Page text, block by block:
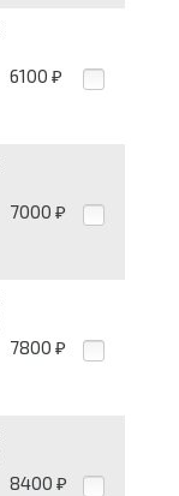
6100 ₽
7000 ₽
7800 ₽
8400 ₽